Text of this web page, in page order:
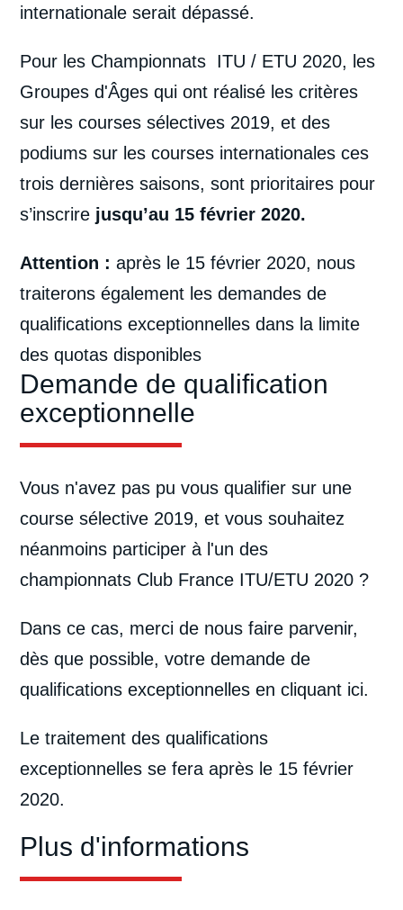
internationale serait dépassé.
Pour les Championnats ITU / ETU 2020, les
Groupes d'Âges qui ont réalisé les critères
sur les courses sélectives 2019, et des
podiums sur les courses internationales ces
trois dernières saisons, sont prioritaires pour
s’inscrire jusqu’au 15 février 2020.
Attention : après le 15 février 2020, nous
traiterons également les demandes de
qualifications exceptionnelles dans la limite
des quotas disponibles
Demande de qualification
exceptionnelle
Vous n'avez pas pu vous qualifier sur une
course sélective 2019, et vous souhaitez
néanmoins participer à l'un des
championnats Club France ITU/ETU 2020 ?
Dans ce cas, merci de nous faire parvenir,
dès que possible, votre demande de
qualifications exceptionnellesen cliquant ici.
Le traitement des qualifications
exceptionnelles se fera après le 15 février
2020.
Plus d'informations